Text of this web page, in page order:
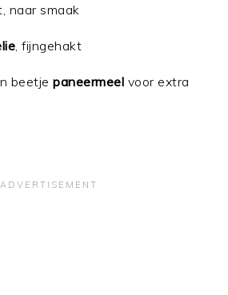
naar smaak
, fijngehakt
beetjepaneermeel voor extra